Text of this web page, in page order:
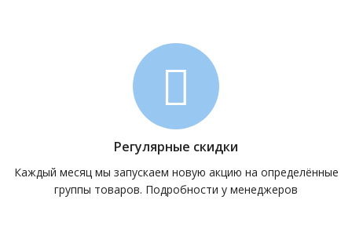
Регулярные скидки
Каждый месяц мы запускаем новую акцию на определённые
группы товаров. Подробности у менеджеров